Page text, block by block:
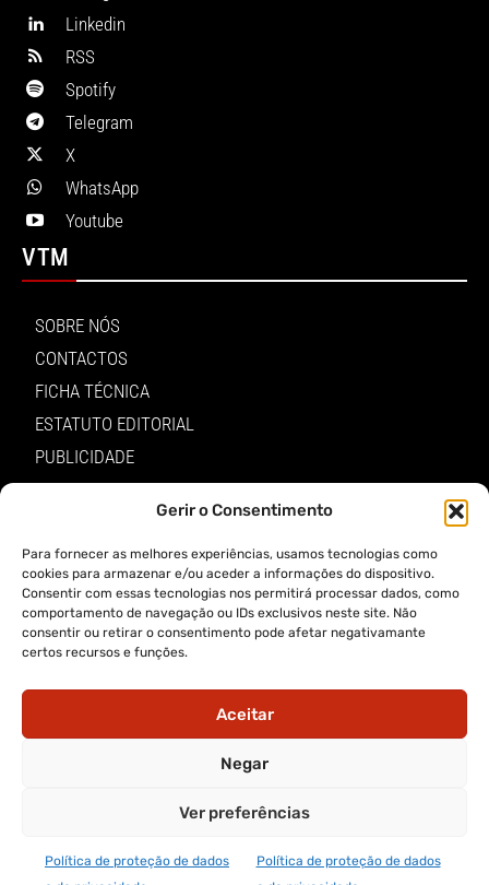
Gerir o Consentimento
Para fornecer as melhores experiências, usamos tecnologias como
cookies para armazenar e/ou aceder a informações do dispositivo.
Consentir com essas tecnologias nos permitirá processar dados, como
comportamento de navegação ou IDs exclusivos neste site. Não
consentir ou retirar o consentimento pode afetar negativamante
certos recursos e funções.
Aceitar
Negar
Ver preferências
Política de proteção de dados
Política de proteção de dados
Linkedin
RSS
Spotify
Telegram
X
WhatsApp
Youtube
VTM
SOBRE NÓS
CONTACTOS
FICHA TÉCNICA
ESTATUTO EDITORIAL
PUBLICIDADE
LOJA
TERMOS E PRIVACIDADE
POLÍTICA DE PROTEÇÃO DE DADOS E DE PRIVACIDADE
TERMOS DE UTILIZADOR
TERMOS E CONDIÇÕES DA COMPRA
APP A VOZ DE TRÁS-OS-MONTES
APP ALERTA TRÁS-OS-MONTES